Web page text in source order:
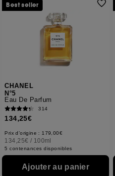
CHANEL
N°5
Eau De Parfum
314
134,25€
Prix d'origine : 179,00€
134,25€ / 100ml
5 contenances disponibles
Ajouter au panier
Best seller